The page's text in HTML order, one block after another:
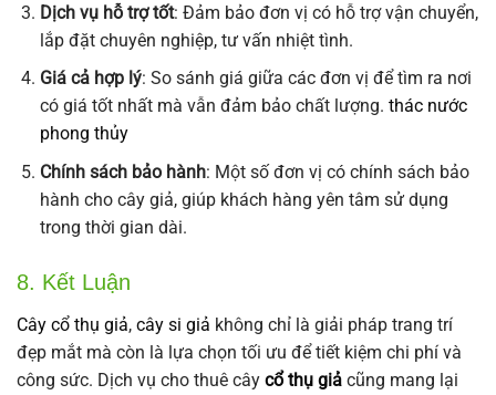
Dịch vụ hỗ trợ tốt: Đảm bảo đơn vị có hỗ trợ vận chuyển,
lắp đặt chuyên nghiệp, tư vấn nhiệt tình.
Giá cả hợp lý: So sánh giá giữa các đơn vị để tìm ra nơi
có giá tốt nhất mà vẫn đảm bảo chất lượng. thác nước
phong thủy
Chính sách bảo hành: Một số đơn vị có chính sách bảo
hành cho cây giả, giúp khách hàng yên tâm sử dụng
trong thời gian dài.
8. Kết Luận
Cây cổ thụ giả, cây si giả không chỉ là giải pháp trang trí
đẹp mắt mà còn là lựa chọn tối ưu để tiết kiệm chi phí và
công sức. Dịch vụ cho thuê cây cổ thụ giả cũng mang lại